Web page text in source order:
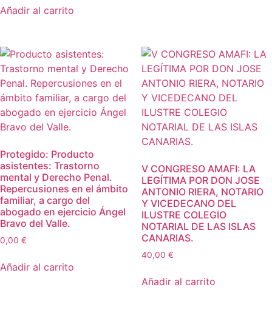
Añadir al carrito
Protegido: Producto
asistentes: Trastorno
mental y Derecho Penal.
Repercusiones en el ámbito
familiar, a cargo del
abogado en ejercicio Ángel
Bravo del Valle.
0,00 €
Añadir al carrito
V CONGRESO AMAFI: LA
LEGÍTIMA POR DON JOSE
ANTONIO RIERA, NOTARIO
Y VICEDECANO DEL
ILUSTRE COLEGIO
NOTARIAL DE LAS ISLAS
CANARIAS.
40,00 €
Añadir al carrito